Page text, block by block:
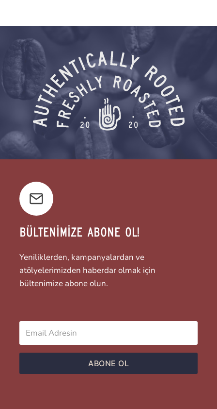
BÜLTENİMİZE ABONE OL!
Yeniliklerden, kampanyalardan ve
atölyelerimizden haberdar olmak için
bültenimize abone olun.
ABONE OL